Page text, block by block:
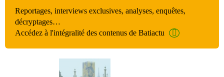
Reportages, interviews exclusives, analyses, enquêtes,
décryptages…
Accédez à l'intégralité des contenus de Batiactu